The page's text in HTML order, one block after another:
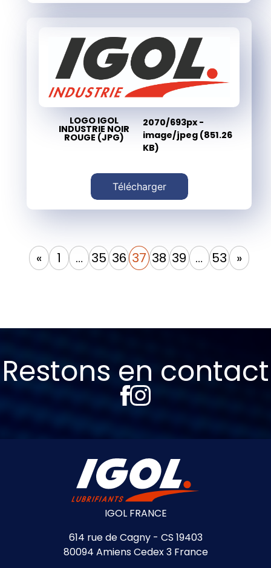
LOGO IGOL
INDUSTRIE NOIR
ROUGE (JPG)
2070/693px -
image/jpeg (851.26
KB)
Télécharger
« 1 … 35 36 37 38 39 … 53 »
Restons en contact
IGOL FRANCE
614 rue de Cagny - CS 19403
80094 Amiens Cedex 3 France